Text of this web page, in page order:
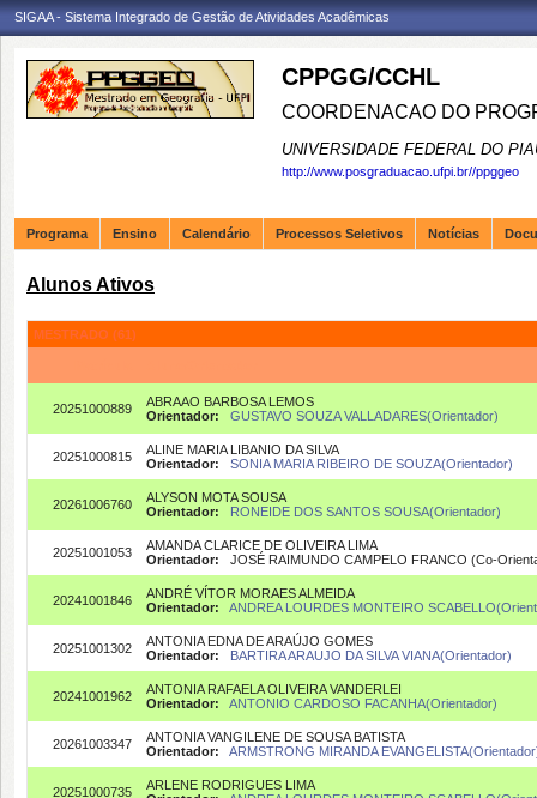
SIGAA - Sistema Integrado de Gestão de Atividades Acadêmicas
CPPGG/CCHL
COORDENACAO DO
UNIVERSIDADE FEDERAL DO
http://www.posgraduacao.ufpi.br//ppggeo
Programa Ensino Calendário Processos Seletivos Notícias
Alunos Ativos
MESTRADO (61)
20251000889
ABRAAO BARBOSA LEMOS
Orientador:
GUSTAVO SOUZA VALLADARES(Orientador)
20251000815
ALINE MARIA LIBANIO DA SILVA
Orientador:
SONIA MARIA RIBEIRO DE SOUZA(Orientador)
20261006760
ALYSON MOTA SOUSA
Orientador:
RONEIDE DOS SANTOS SOUSA(Orientador)
20251001053
AMANDA CLARICE DE OLIVEIRA LIMA
Orientador: JOSÉ RAIMUNDO CAMPELO FRANCO (Co-
20241001846
ANDRÉ VÍTOR MORAES ALMEIDA
Orientador:
ANDREA LOURDES MONTEIRO
20251001302
ANTONIA EDNA DE ARAÚJO GOMES
Orientador:
BARTIRA ARAUJO DA SILVA VIANA(Orientador)
20241001962
ANTONIA RAFAELA OLIVEIRA VANDERLEI
Orientador:
ANTONIO CARDOSO FACANHA(Orientador)
20261003347
ANTONIA VANGILENE DE SOUSA BATISTA
Orientador:
ARMSTRONG MIRANDA
20251000735
ARLENE RODRIGUES LIMA